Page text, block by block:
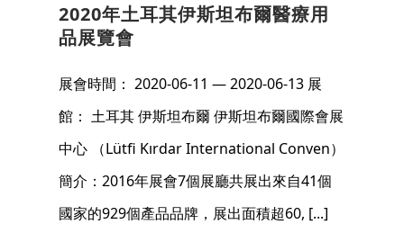
2020年土耳其伊斯坦布爾醫療用
品展覽會
展會時間： 2020-06-11 — 2020-06-13 展
館： 土耳其 伊斯坦布爾 伊斯坦布爾國際會展
中心 （Lütfi Kırdar International Conven）
簡介：2016年展會7個展廳共展出來自41個
國家的929個產品品牌，展出面積超60, [...]